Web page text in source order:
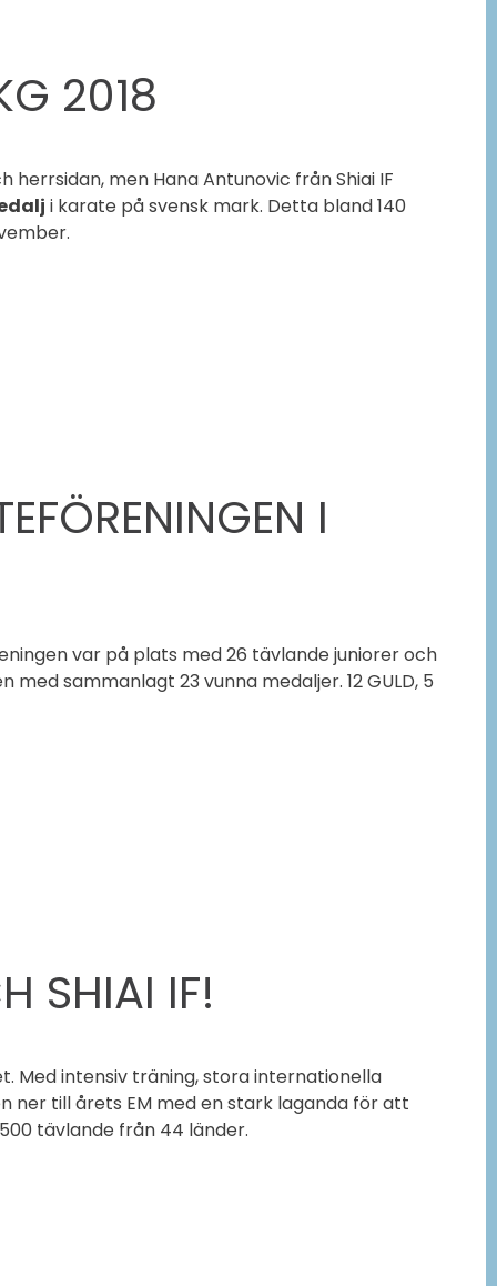
2018
men Hana Antunovic från Shiai IF
i karate på svensk mark. Detta bland 140
I
var på plats med 26 tävlande juniorer och
sammanlagt 23 vunna medaljer. 12 GULD, 5
SHIAI IF!
Med intensiv träning, stora internationella
ner till årets EM med en stark laganda för att
tävlande från 44 länder.